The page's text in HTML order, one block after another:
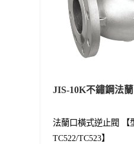
JIS-10K不鏽鋼法
法蘭口橫式逆止閥 【
TC522/TC523】